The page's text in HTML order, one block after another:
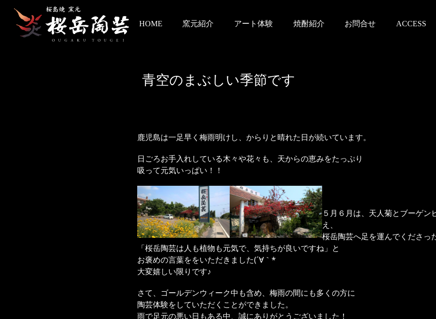
HOME 窯元紹介 アート体験 焼酎紹介 お問合せ ACCESS
青空のまぶしい季節です
鹿児島は一足早く梅雨明けし、からりと晴れた日が続いています。
日ごろお手入れしている木々や花々も、天からの恵みをたっぷり
吸って元気いっぱい！！
５月６月は、天人菊とブーゲン
え、
桜岳陶芸へ足を運んでくださっ
「桜岳陶芸は人も植物も元気で、気持ちが良いですね」と
お褒めの言葉ををいただきました(´∀｀*ゞ
大変嬉しい限りです♪
さて、ゴールデンウィーク中も含め、梅雨の間にも多くの方に
陶芸体験をしていただくことができました。
雨で足元の悪い日もある中、誠にありがとうございました！